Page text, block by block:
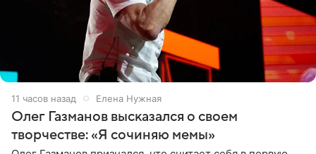
11 часов назад Елена Нужная
Олег Газманов высказался о своем
творчестве: «Я сочиняю мемы»